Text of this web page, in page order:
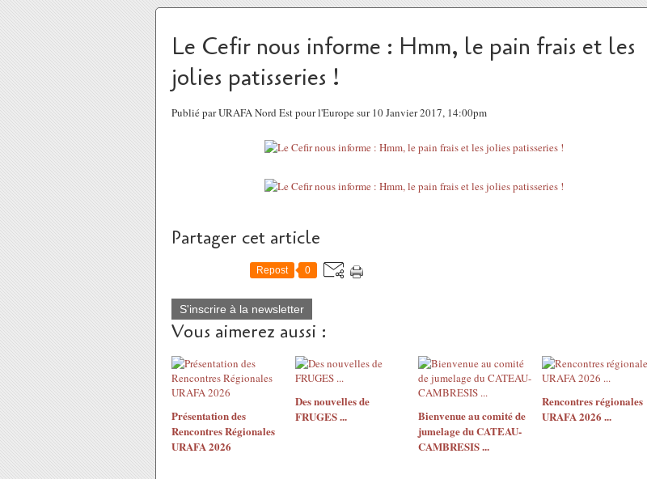
Le Cefir nous informe : Hmm, le pain frais et les
jolies patisseries !
Publié par URAFA Nord Est pour l'Europe sur 10 Janvier 2017, 14:00pm
Partager cet article
Repost 0
S'inscrire à la newsletter
Vous aimerez aussi :
Présentation des
Rencontres Régionales
URAFA 2026
Des nouvelles de
FRUGES ...
Bienvenue au comité de
jumelage du CATEAU-
CAMBRESIS ...
Rencontres régionales
URAFA 2026 ...